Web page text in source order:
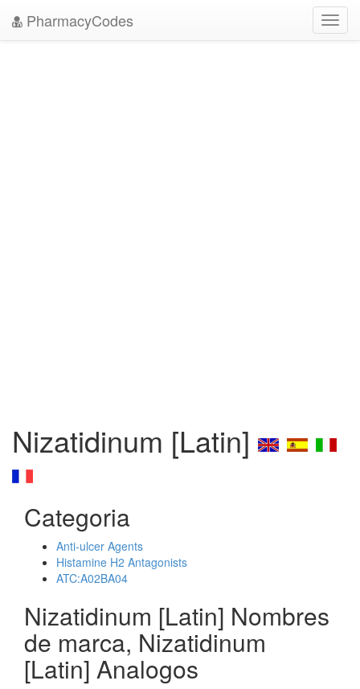
PharmacyCodes
Nizatidinum [Latin]
Categoria
Anti-ulcer Agents
Histamine H2 Antagonists
ATC:A02BA04
Nizatidinum [Latin] Nombres
de marca, Nizatidinum
[Latin] Analogos